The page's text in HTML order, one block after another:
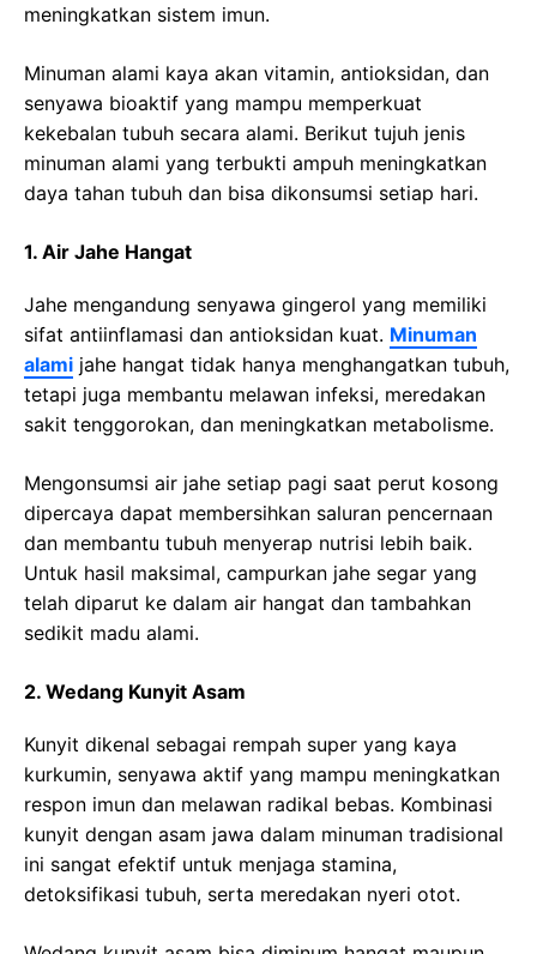
meningkatkan sistem imun.
Minuman alami kaya akan vitamin, antioksidan, dan
senyawa bioaktif yang mampu memperkuat
kekebalan tubuh secara alami. Berikut tujuh jenis
minuman alami yang terbukti ampuh meningkatkan
daya tahan tubuh dan bisa dikonsumsi setiap hari.
1. Air Jahe Hangat
Jahe mengandung senyawa gingerol yang memiliki
sifat antiinflamasi dan antioksidan kuat. Minuman
alami jahe hangat tidak hanya menghangatkan tubuh,
tetapi juga membantu melawan infeksi, meredakan
sakit tenggorokan, dan meningkatkan metabolisme.
Mengonsumsi air jahe setiap pagi saat perut kosong
dipercaya dapat membersihkan saluran pencernaan
dan membantu tubuh menyerap nutrisi lebih baik.
Untuk hasil maksimal, campurkan jahe segar yang
telah diparut ke dalam air hangat dan tambahkan
sedikit madu alami.
2. Wedang Kunyit Asam
Kunyit dikenal sebagai rempah super yang kaya
kurkumin, senyawa aktif yang mampu meningkatkan
respon imun dan melawan radikal bebas. Kombinasi
kunyit dengan asam jawa dalam minuman tradisional
ini sangat efektif untuk menjaga stamina,
detoksifikasi tubuh, serta meredakan nyeri otot.